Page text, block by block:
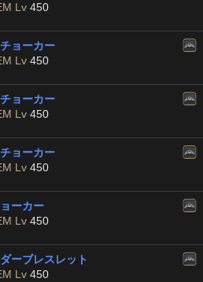
Lv 450
ョーカー
Lv 450
ョーカー
Lv 450
ョーカー
Lv 450
ーカー
Lv 450
ーブレスレット
Lv 450